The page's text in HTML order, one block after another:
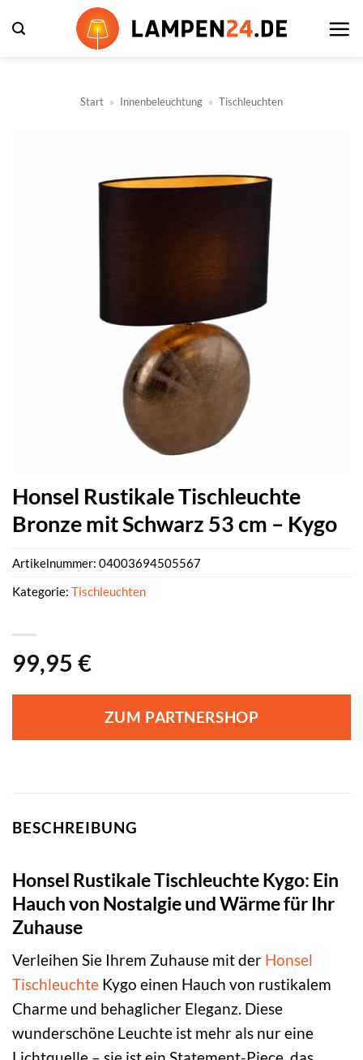
Inhalt
Start » Innenbeleuchtung » Tischleuchten
Honsel Rustikale Tischleuchte
Bronze mit Schwarz 53 cm – Kygo
99,95 €
ZUM PARTNERSHOP
Artikelnummer: 04003694505567
Kategorie: Tischleuchten
BESCHREIBUNG
Honsel Rustikale Tischleuchte Kygo: Ein
Hauch von Nostalgie und Wärme für Ihr
Zuhause
Verleihen Sie Ihrem Zuhause mit der Honsel
Tischleuchte Kygo einen Hauch von rustikalem
Charme und behaglicher Eleganz. Diese
wunderschöne Leuchte ist mehr als nur eine